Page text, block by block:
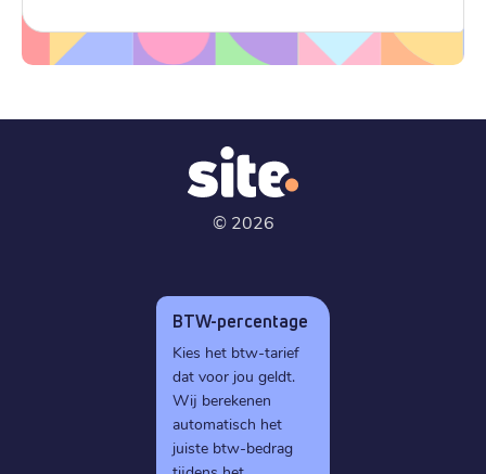
© 2026
BTW-percentage
Kies het btw-tarief
dat voor jou geldt.
Wij berekenen
automatisch het
juiste btw-bedrag